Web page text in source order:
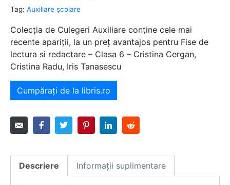
Tag: Auxiliare şcolare
Colecția de Culegeri Auxiliare conține cele mai
recente apariții, la un preț avantajos pentru Fise de
lectura si redactare – Clasa 6 – Cristina Cergan,
Cristina Radu, Iris Tanasescu
Cumpărați de la libris.ro
Descriere Informații suplimentare